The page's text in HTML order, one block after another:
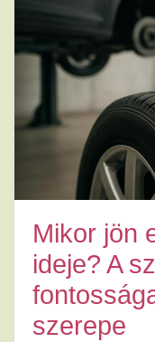
Mikor jön
ideje? A
szerepe